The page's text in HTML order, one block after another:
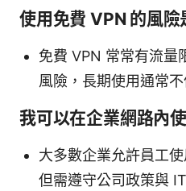
使用免費 VPN 的風險
免費 VPN 常常有流量
風險，長期使用通常不
我可以在企業網路內
大多數企業允許員工
但需遵守公司政策與